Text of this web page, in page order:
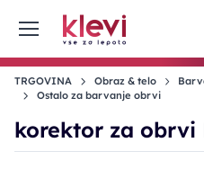
TRGOVINA Obraz & telo
Ostalo za barvanje obrvi
korektor za obrvi